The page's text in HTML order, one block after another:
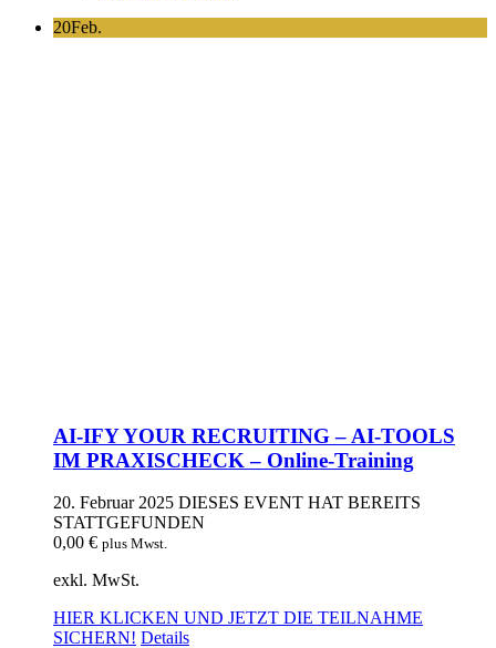
20Feb.
AI-IFY YOUR RECRUITING – AI-TOOLS
IM PRAXISCHECK – Online-Training
20. Februar 2025 DIESES EVENT HAT BEREITS
STATTGEFUNDEN
0,00 € plus Mwst.
exkl. MwSt.
HIER KLICKEN UND JETZT DIE TEILNAHME
SICHERN! Details